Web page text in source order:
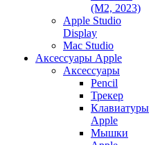
(M2, 2023)
Apple Studio
Display
Mac Studio
Аксессуары Apple
Аксессуары
Pencil
Трекер
Клавиатуры
Apple
Мышки